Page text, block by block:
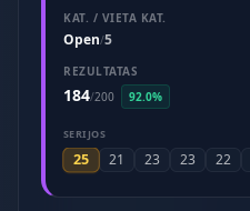
KAT. / VIETA KAT.
Open/5
REZULTATAS
184/200 92.0%
SERIJOS
25 21 23 23 22